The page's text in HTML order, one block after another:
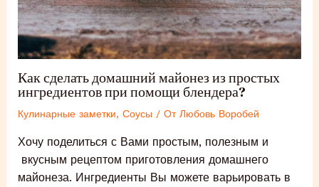
Как сделать домашний майонез из простых
ингредиентов при помощи блендера?
Кулинарные заметки, Соусы / От Любовь Воробей
Хочу поделиться с Вами простым, полезным и
вкусным рецептом приготовления домашнего
майонеза. Ингредиенты Вы можете варьировать в